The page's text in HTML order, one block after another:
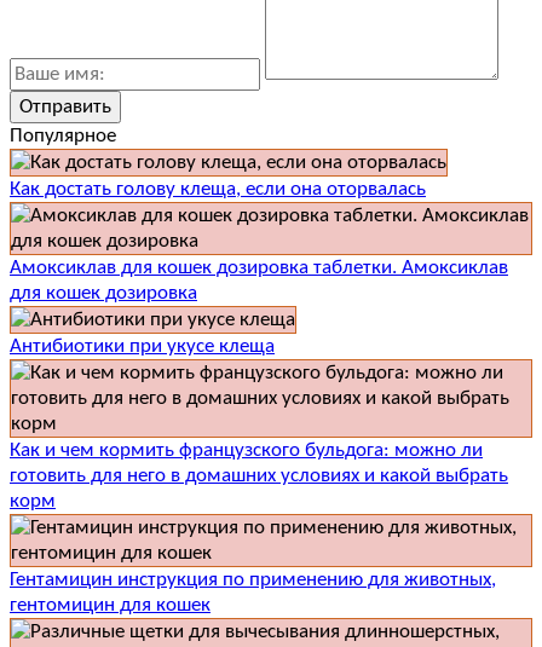
Популярное
Как достать голову клеща, если она оторвалась
Амоксиклав для кошек дозировка таблетки. Амоксиклав
для кошек дозировка
Антибиотики при укусе клеща
Как и чем кормить французского бульдога: можно ли
готовить для него в домашних условиях и какой выбрать
корм
Гентамицин инструкция по применению для животных,
гентомицин для кошек